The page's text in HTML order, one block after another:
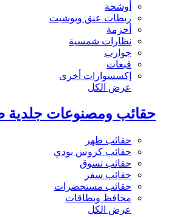
أوشحة
ربطات عنق وبوشيت
أحزمة
نظارات شمسية
جوارب
قبعات
إكسسوارات أخرى
عرض الكل
حقائب ومصنوعات جلدية
حقائب ظهر
حقائب كروس بودي
حقائب تسوق
حقائب سفر
حقائب مستحضرات
محافظ وبطاقات
عرض الكل